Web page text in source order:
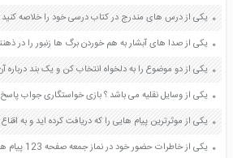
یکی از وسایل نقلیه می باشد ؟ بازی خواستگاری جواب پاسخ
یکی از خاطرات حضور خود در نماز جمعه صفحه 123 پیام های آسمان هفتم